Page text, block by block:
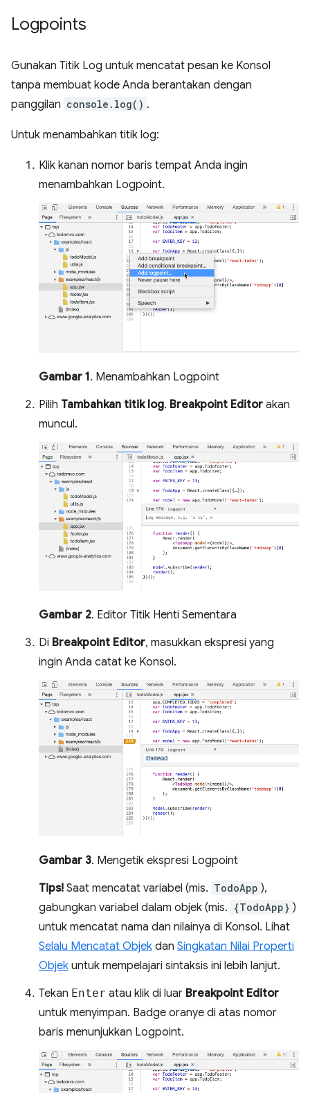
Logpoints
Gunakan Titik Log untuk mencatat pesan ke Konsol
tanpa membuat kode Anda berantakan dengan
panggilan console.log() .
Untuk menambahkan titik log:
Klik kanan nomor baris tempat Anda ingin
menambahkan Logpoint.
Gambar 1. Menambahkan Logpoint
Pilih Tambahkan titik log. Breakpoint Editor akan
muncul.
Gambar 2. Editor Titik Henti Sementara
Di Breakpoint Editor, masukkan ekspresi yang
ingin Anda catat ke Konsol.
Gambar 3. Mengetik ekspresi Logpoint
Tips! Saat mencatat variabel (mis. TodoApp ),
gabungkan variabel dalam objek (mis. {TodoApp} )
untuk mencatat nama dan nilainya di Konsol. Lihat
Selalu Mencatat Objek dan Singkatan Nilai Properti
Objek untuk mempelajari sintaksis ini lebih lanjut.
Tekan Enter atau klik di luar Breakpoint Editor
untuk menyimpan. Badge oranye di atas nomor
baris menunjukkan Logpoint.